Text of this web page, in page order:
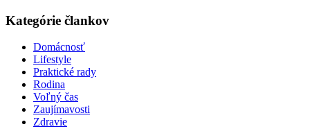
Kategórie člankov
Domácnosť
Lifestyle
Praktické rady
Rodina
Voľný čas
Zaujímavosti
Zdravie